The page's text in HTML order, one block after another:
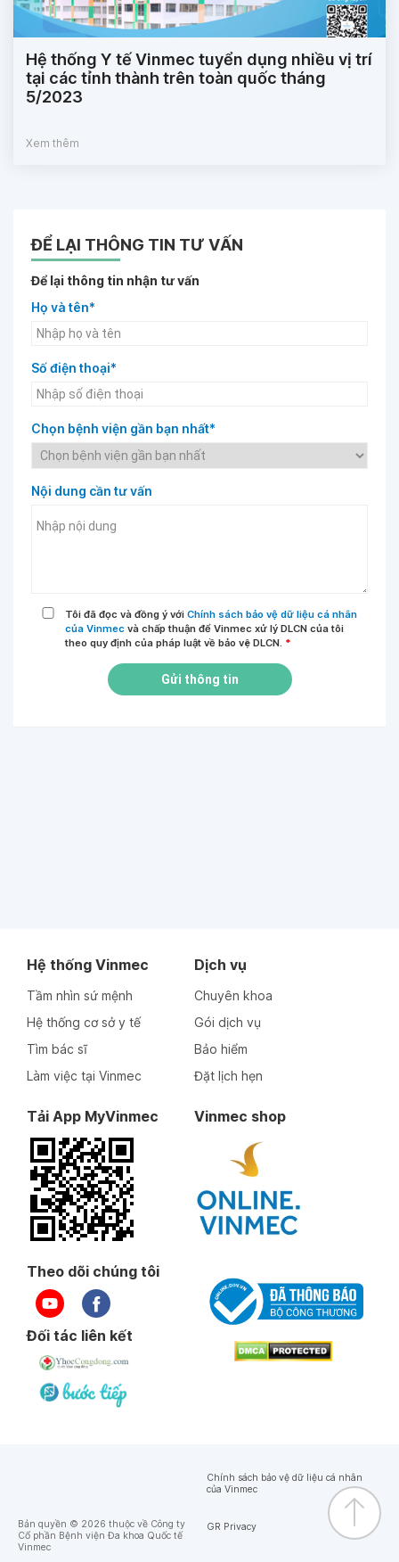
Hệ thống Y tế Vinmec tuyển dụng nhiều vị trí
tại các tỉnh thành trên toàn quốc tháng
5/2023
Xem thêm
ĐỂ LẠI THÔNG TIN TƯ VẤN
Để lại thông tin nhận tư vấn
Họ và tên*
Số điện thoại*
Chọn bệnh viện gần bạn nhất*
Nội dung cần tư vấn
Tôi đã đọc và đồng ý với Chính sách bảo vệ dữ liệu cá nhân
của Vinmec và chấp thuận để Vinmec xử lý DLCN của tôi
theo quy định của pháp luật về bảo vệ DLCN. *
Gửi thông tin
Hệ thống Vinmec
Tầm nhìn sứ mệnh
Hệ thống cơ sở y tế
Tìm bác sĩ
Làm việc tại Vinmec
Dịch vụ
Chuyên khoa
Gói dịch vụ
Bảo hiểm
Đặt lịch hẹn
Tải App MyVinmec Vinmec shop
Theo dõi chúng tôi
Đối tác liên kết
Bản quyền © 2026 thuộc về Công ty
Cổ phần Bệnh viện Đa khoa Quốc tế
Vinmec
Chính sách bảo vệ dữ liệu cá nhân
của Vinmec
GR Privacy